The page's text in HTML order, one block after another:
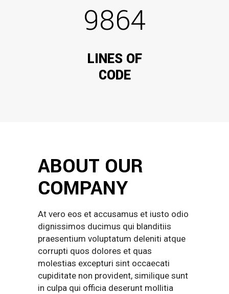
9864
LINES OF
CODE
ABOUT OUR
COMPANY
At vero eos et accusamus et iusto odio
dignissimos ducimus qui blanditiis
praesentium voluptatum deleniti atque
corrupti quos dolores et quas
molestias excepturi sint occaecati
cupiditate non provident, similique sunt
in culpa qui officia deserunt mollitia